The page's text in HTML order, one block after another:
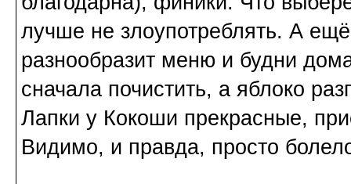
лучше не злоупотреблять. А
разнообразит меню и будни
сначала почистить, а яблоко
Лапки у Кокоши прекрасные,
Видимо, и правда, просто